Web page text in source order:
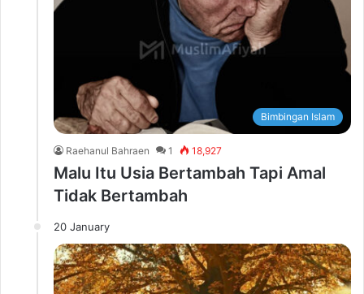
Bimbingan Islam
Raehanul Bahraen 1 18,927
Malu Itu Usia Bertambah Tapi Amal
Tidak Bertambah
20 January